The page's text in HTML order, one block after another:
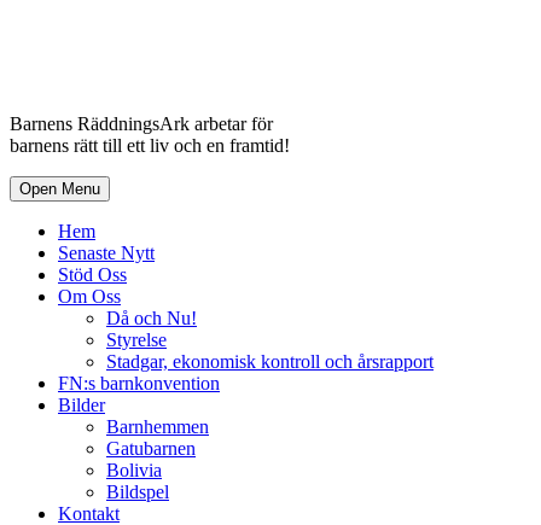
Barnens RäddningsArk arbetar för
barnens rätt till ett liv och en framtid!
Open Menu
Hem
Senaste Nytt
Stöd Oss
Om Oss
Då och Nu!
Styrelse
Stadgar, ekonomisk kontroll och årsrapport
FN:s barnkonvention
Bilder
Barnhemmen
Gatubarnen
Bolivia
Bildspel
Kontakt